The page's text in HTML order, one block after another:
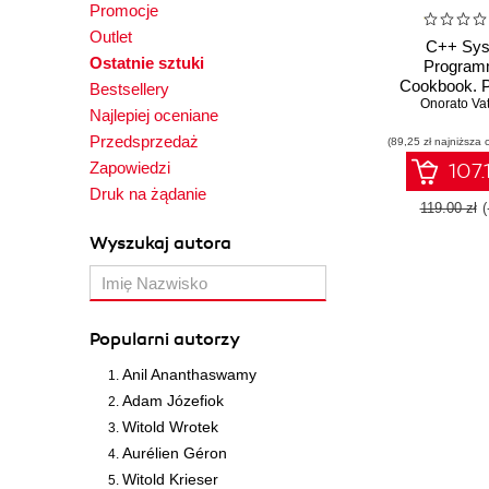
Promocje
Outlet
Ostatnie sztuki
Bestsellery
Najlepiej oceniane
Przedsprzedaż
Zapowiedzi
Druk na żądanie
Wyszukaj autora
Popularni autorzy
Anil Ananthaswamy
Adam Józefiok
Witold Wrotek
Aurélien Géron
Witold Krieser
C++
Cookbook.
recipes for
programming
latest C++
Onorato
(89,25 zł najniższa
119.00 zł